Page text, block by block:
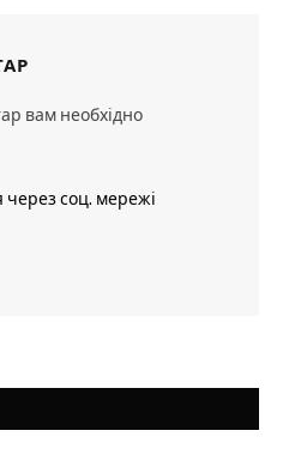
вам необхідно
через соц. мережі